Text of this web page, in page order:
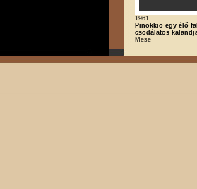
1961
Pinokkio egy élő
csodálatos
Mese